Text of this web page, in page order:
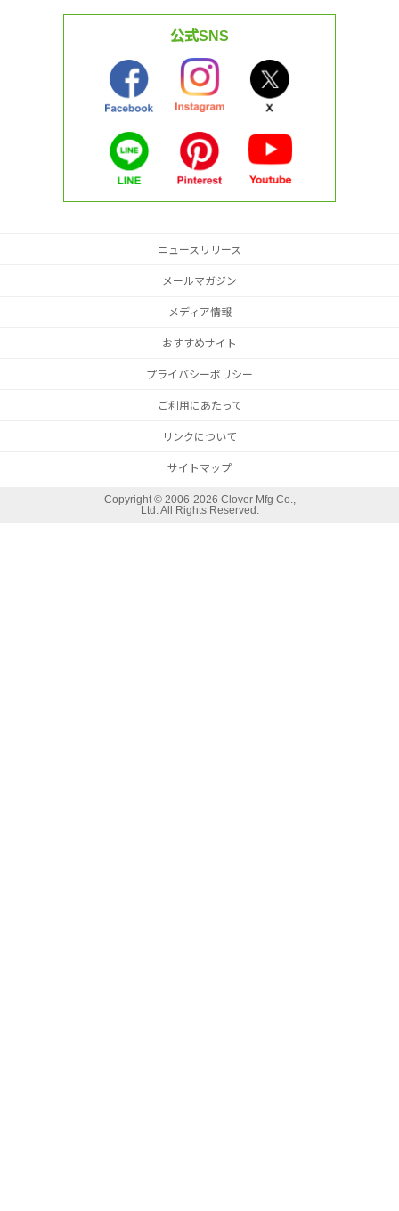
公式SNS
ニュースリリース
メールマガジン
メディア情報
おすすめサイト
プライバシーポリシー
ご利用にあたって
リンクについて
サイトマップ
Copyright © 2006-2026 Clover Mfg Co.,
Ltd. All Rights Reserved.